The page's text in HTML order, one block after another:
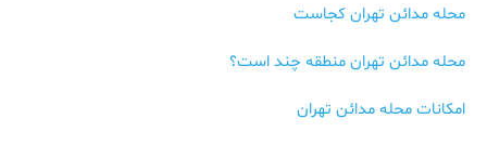
محله مدائن تهران کجاست
محله مدائن تهران منطقه چند است؟
امکانات محله مدائن تهران